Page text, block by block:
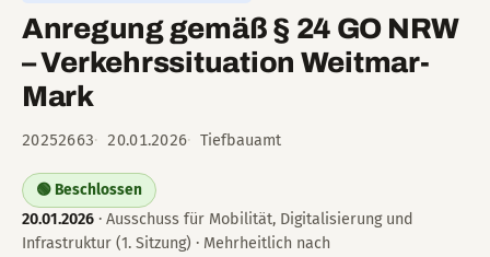
Anregung gemäß § 24 GO NRW
– Verkehrssituation Weitmar-
Mark
20252663 20.01.2026 Tiefbauamt
🟢 Beschlossen
20.01.2026 · Ausschuss für Mobilität, Digitalisierung und
Infrastruktur (1. Sitzung) · Mehrheitlich nach